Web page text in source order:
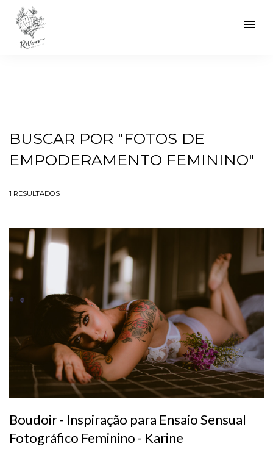
menu
BUSCAR POR "FOTOS DE
EMPODERAMENTO FEMININO"
1 RESULTADOS
Boudoir - Inspiração para Ensaio Sensual
Fotográfico Feminino - Karine